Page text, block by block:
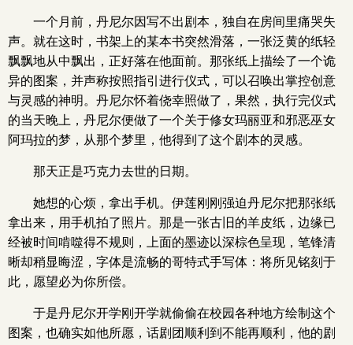
一个月前，丹尼尔因写不出剧本，独自在房间里痛哭失
声。就在这时，书架上的某本书突然滑落，一张泛黄的纸轻
飘飘地从中飘出，正好落在他面前。那张纸上描绘了一个诡
异的图案，并声称按照指引进行仪式，可以召唤出掌控创意
与灵感的神明。丹尼尔怀着侥幸照做了，果然，执行完仪式
的当天晚上，丹尼尔便做了一个关于修女玛丽亚和邪恶巫女
阿玛拉的梦，从那个梦里，他得到了这个剧本的灵感。
那天正是巧克力去世的日期。
她想的心烦，拿出手机。伊莲刚刚强迫丹尼尔把那张纸
拿出来，用手机拍了照片。那是一张古旧的羊皮纸，边缘已
经被时间啃噬得不规则，上面的墨迹以深棕色呈现，笔锋清
晰却稍显晦涩，字体是流畅的哥特式手写体：将所见铭刻于
此，愿望必为你所偿。
于是丹尼尔开学刚开学就偷偷在校园各种地方绘制这个
图案，也确实如他所愿，话剧团顺利到不能再顺利，他的剧